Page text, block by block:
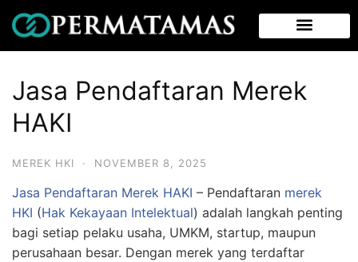
Jasa Pendaftaran Merek
HAKI
MEREK HKI · NOVEMBER 8, 2025
Jasa Pendaftaran Merek HAKI – Pendaftaran merek
HKI (Hak Kekayaan Intelektual) adalah langkah penting
bagi setiap pelaku usaha, UMKM, startup, maupun
perusahaan besar. Dengan merek yang terdaftar